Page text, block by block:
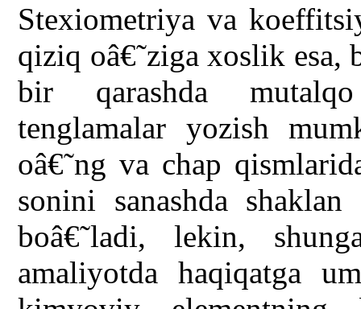
Stexiometriya va
qiziq oâ€˜ziga xoslik
bir qarashda mutalqo
tenglamalar yozish
oâ€˜ng va chap
sonini sanashda
boâ€˜ladi, lekin,
amaliyotda haqiqatga